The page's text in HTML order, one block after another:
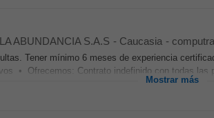
ABUNDANCIA S.A.S - Caucasia -
Tener mínimo 6 meses de experiencia
• Ofrecemos: Contrato indefinido con todas las
Mostrar más